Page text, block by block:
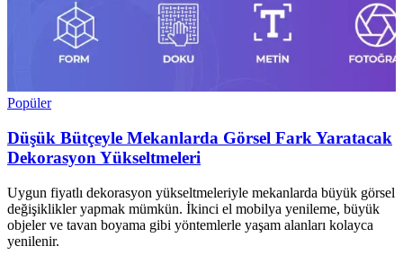
Popüler
Düşük Bütçeyle Mekanlarda Görsel Fark Yaratacak
Dekorasyon Yükseltmeleri
Uygun fiyatlı dekorasyon yükseltmeleriyle mekanlarda büyük görsel
değişiklikler yapmak mümkün. İkinci el mobilya yenileme, büyük
objeler ve tavan boyama gibi yöntemlerle yaşam alanları kolayca
yenilenir.